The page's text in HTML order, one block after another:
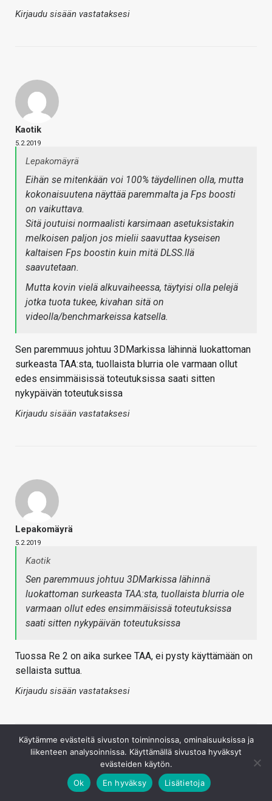
Kirjaudu sisään vastataksesi
Kaotik
5.2.2019
Lepakomäyrä
Eihän se mitenkään voi 100% täydellinen olla, mutta
kokonaisuutena näyttää paremmalta ja Fps boosti
on vaikuttava.
Sitä joutuisi normaalisti karsimaan asetuksistakin
melkoisen paljon jos mielii saavuttaa kyseisen
kaltaisen Fps boostin kuin mitä DLSS.llä
saavutetaan.
Mutta kovin vielä alkuvaiheessa, täytyisi olla pelejä
jotka tuota tukee, kivahan sitä on
videolla/benchmarkeissa katsella.
Sen paremmuus johtuu 3DMarkissa lähinnä luokattoman
surkeasta TAA:sta, tuollaista blurria ole varmaan ollut
edes ensimmäisissä toteutuksissa saati sitten
nykypäivän toteutuksissa
Kirjaudu sisään vastataksesi
Lepakomäyrä
5.2.2019
Kaotik
Sen paremmuus johtuu 3DMarkissa lähinnä
luokattoman surkeasta TAA:sta, tuollaista blurria ole
varmaan ollut edes ensimmäisissä toteutuksissa
saati sitten nykypäivän toteutuksissa
Tuossa Re 2 on aika surkee TAA, ei pysty käyttämään on
sellaista suttua.
Kirjaudu sisään vastataksesi
Käytämme evästeitä sivuston toiminnoissa, ominaisuuksissa ja
liikenteen analysoinnissa. Käyttämällä sivustoa hyväksyt
evästeiden käytön.
Ok
En hyväksy Lisätietoja